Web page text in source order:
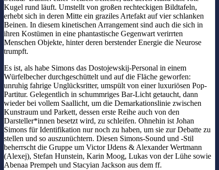
Kugel rund läuft. Umstellt von großen rechteckigen Bildtafeln,
erhebt sich in deren Mitte ein graziles Artefakt auf vier schlanken
Beinen. In diesem kinetischen Arrangement sind auch die sich in
ihren Kostümen in eine phantastische Gegenwart verirrten
Menschen Objekte, hinter deren berstender Energie die Neurose
trumpft.
Es ist, als habe Simons das Dostojewskij-Personal in einem
Würfelbecher durchgeschüttelt und auf die Fläche geworfen:
unruhig fahrige Unglücksritter, umspült von einer luxuriösen Pop-
Partitur. Gelegentlich in schummriges Bar-Licht getaucht, dann
wieder bei vollem Saallicht, um die Demarkationslinie zwischen
Kunstraum und Parkett, dessen erste Reihe auch von den
Darsteller*innen besetzt wird, zu schleifen. Ohnehin ist Johan
Simons für Identifikation nur noch zu haben, um sie zur Debatte zu
stellen und so auszunüchtern. Diesen Simons-Sound und -Stil
beherrscht die Gruppe um Victor IJdens & Alexander Wertmann
(Alexej), Stefan Hunstein, Karin Moog, Lukas von der Lühe sowie
Abenaa Prempeh und Stacyian Jackson aus dem ff.